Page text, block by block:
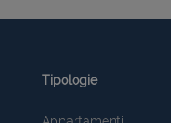
Tipologie